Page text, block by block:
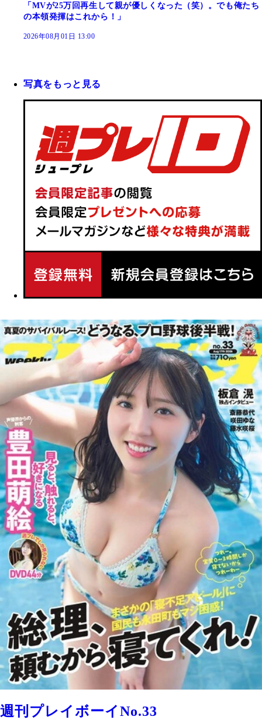
「MVが25万回再生して親が優しくなった（笑）。でも俺たち
の本領発揮はこれから！」
2026年08月01日 13:00
写真をもっと見る
週刊プレイボーイNo.33